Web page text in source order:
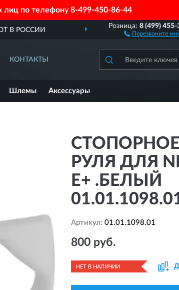
лиц по телефону8-499-450-86-44
В РОССИИ
Розница:8 (499) 455-
Перезвоните
КОНТАКТЫ
Шлемы Аксессуары
РУЛЯ ДЛЯ
E+ .БЕЛЫЙ
Артикул: 01.01.1098.01
800 руб.
НЕТ В НАЛИЧИИ